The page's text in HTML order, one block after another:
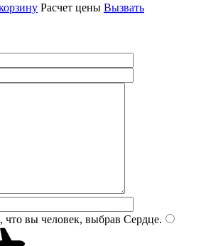
Расчет цены Вызвать
вы человек, выбрав Сердце.